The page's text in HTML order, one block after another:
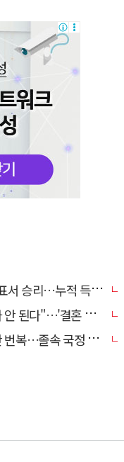
…누적 득표는 '초박빙'
페널티' 22개 손본다
속 국정 즉각 중단"